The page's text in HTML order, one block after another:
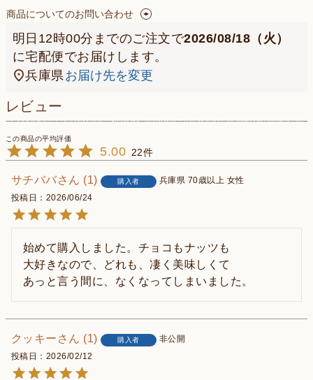
商品についてのお問い合わせ
明日 12時00分 までのご注文で2026/08/18（火）
に宅配便でお届けします。
兵庫県お届け先を変更
レビュー
5.00 22
サチババ 1 購入者 兵庫県 70歳以上 女性
投稿日
2026/06/24
始めて購入しました。チョコもナッツも
大好きなので、どれも、凄く美味しくて
あっと言う間に、なくなってしまいました。
クッキー 1 購入者
非公開
投稿日
2026/02/12